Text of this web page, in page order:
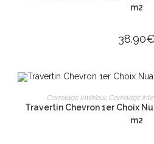
m2
38.90€
AJOUTER AU
Carrelage Intérieur, Carrelage
Travertin Chevron 1er Choix
m2